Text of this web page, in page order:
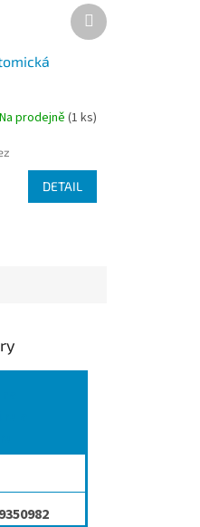
Na prodejně (1 ks)
DETAIL
Další
produkt